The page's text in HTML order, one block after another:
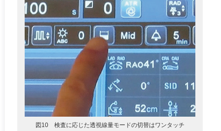
図10 検査に応じた透視線量モードの切替はワンタッチ